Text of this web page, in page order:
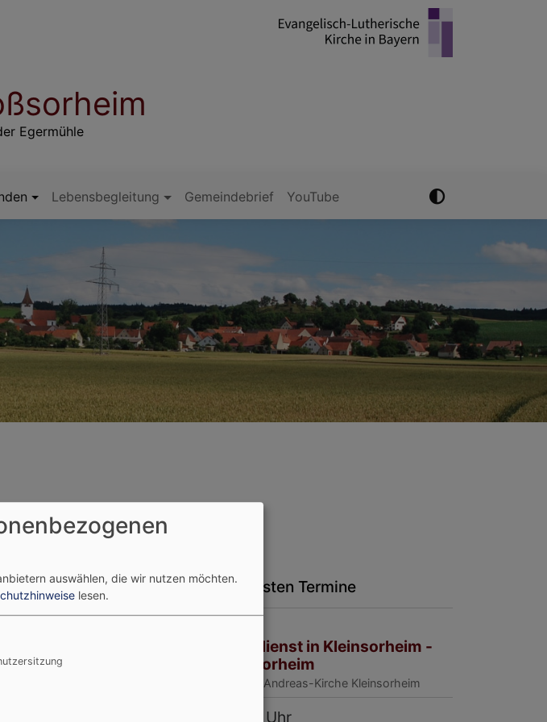
Egermühle
Lebensbegleitung Gemeindebrief YouTube
nach Trinitatis
Unsere nächsten Termine
kein Gottesdienst in Kleinsorheim -
siehe Großsorheim
St.-Andreas-Kirche Kleinsorheim
So, 9.8. 8:45 Uhr
auswählen, die wir nutzen möchten.
lesen.